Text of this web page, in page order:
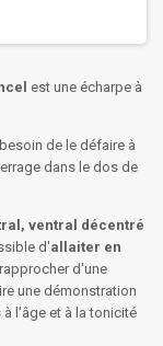
est une écharpe à
de le défaire à
dans le dos de
ventral décentré
d'allaiter en
d'une
une démonstration
l'âge et à la tonicité